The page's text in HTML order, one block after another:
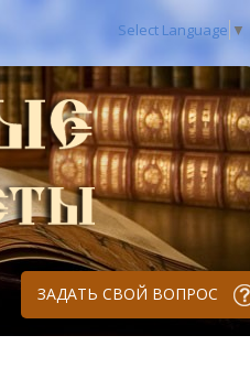
Select Language ▼
ЗАДАТЬ СВОЙ ВОПРОС